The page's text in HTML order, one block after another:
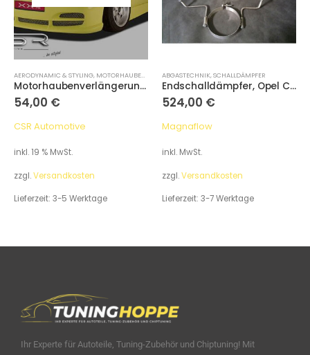
AERODYNAMIC & STYLING, MOTORHAUBENVERLÄNGERUNG
Motorhaubenverlängerung, Opel Corsa A
54,00 €
CSR Automotive
inkl. 19 % MwSt.
zzgl.Versandkosten
Lieferzeit: 3-5 Werktage
ABGASTECHNIK,SCHALLDÄMPFER
Endschalldämpfer, Opel Corsa B
524,00 €
Magnaflow
inkl. MwSt.
zzgl.Versandkosten
Lieferzeit: 3-7 Werktage
Ihr Experte für Autoteile, Tuning-Zubehör und Chiptuning! Mit